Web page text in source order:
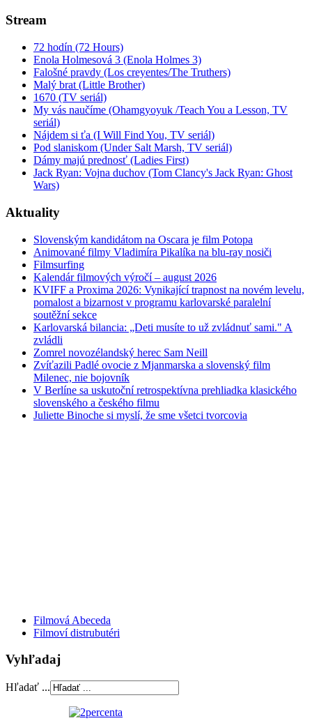
Stream
72 hodín (72 Hours)
Enola Holmesová 3 (Enola Holmes 3)
Falošné pravdy (Los creyentes/The Truthers)
Malý brat (Little Brother)
1670 (TV seriál)
My vás naučíme (Ohamgyoyuk /Teach You a Lesson, TV
seriál)
Nájdem si ťa (I Will Find You, TV seriál)
Pod slaniskom (Under Salt Marsh, TV seriál)
Dámy majú prednosť (Ladies First)
Jack Ryan: Vojna duchov (Tom Clancy's Jack Ryan: Ghost
Wars)
Aktuality
Slovenským kandidátom na Oscara je film Potopa
Animované filmy Vladimíra Pikalíka na blu-ray nosiči
Filmsurfing
Kalendár filmových výročí – august 2026
KVIFF a Proxima 2026: Vynikající trapnost na novém levelu,
pomalost a bizarnost v programu karlovarské paralelní
soutěžní sekce
Karlovarská bilancia: „Deti musíte to už zvládnuť sami." A
zvládli
Zomrel novozélandský herec Sam Neill
Zvíťazili Padlé ovocie z Mjanmarska a slovenský film
Milenec, nie bojovník
V Berlíne sa uskutoční retrospektívna prehliadka klasického
slovenského a českého filmu
Juliette Binoche si myslí, že sme všetci tvorcovia
Filmová Abeceda
Filmoví distrubutéri
Vyhľadaj
Hľadať ...